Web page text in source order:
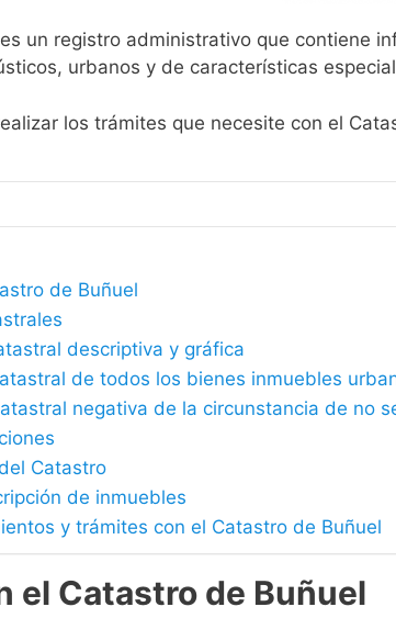
es un registro administrativo que contiene
urbanos y de características
los trámites que necesite con el
de Buñuel
descriptiva y gráfica
de todos los bienes inmuebles
negativa de la circunstancia de no
Catastro
de inmuebles
y trámites con el Catastro de Buñuel
el Catastro de Buñuel